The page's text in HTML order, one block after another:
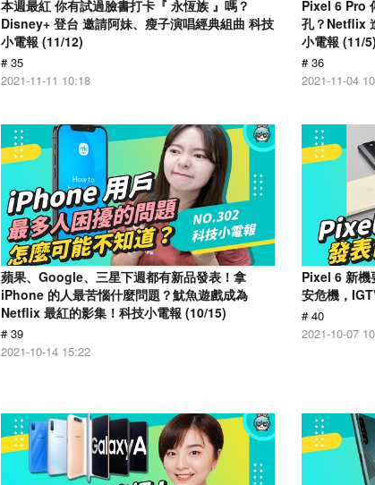
本週最紅 你有試過臉書打卡『 永恆族 』嗎？
Disney+ 登台 邀請阿妹、瘦子演唱經典組曲 科技
小電報 (11/12)
# 35
2021-11-11 10:18
Pixel 6 Pro
孔？Netflix
小電報 (11/5)
# 36
2021-11-04
蘋果、Google、三星下週都有新品發表！拿
iPhone 的人最苦惱什麼問題？魷魚遊戲成為
Netflix 最紅的影集！科技小電報 (10/15)
# 39
2021-10-14 15:22
Pixel 6 新機
安危機，
# 40
2021-10-07